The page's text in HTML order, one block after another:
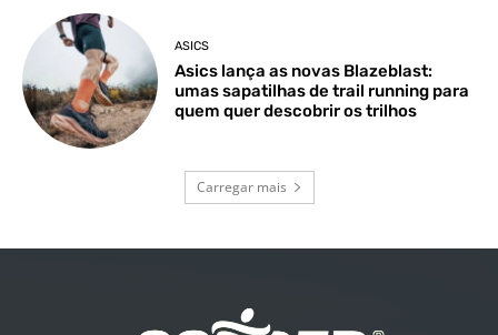
ASICS
Asics lança as novas Blazeblast:
umas sapatilhas de trail running para
quem quer descobrir os trilhos
Carregar mais